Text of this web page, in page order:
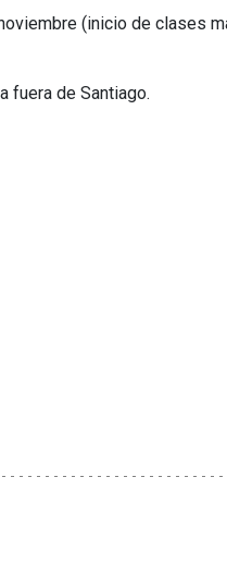
(inicio de clases
fuera de Santiago.